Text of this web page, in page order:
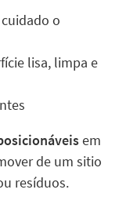
simplese leva
em paredes,
o
lisa, limpa e